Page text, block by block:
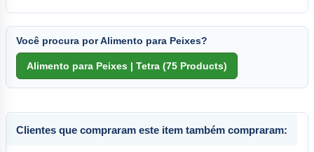
Você procura por Alimento para Peixes?
Clientes que compraram este item também compraram: